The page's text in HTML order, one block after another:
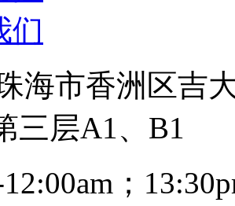
们
海市香洲区吉
三层A1、B1
；